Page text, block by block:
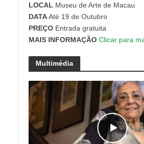
LOCAL Museu de Arte de Macau
DATAAté 19 de Outubro
PREÇOEntrada gratuita
MAIS INFORMAÇÃO Clicar para
Multimédia